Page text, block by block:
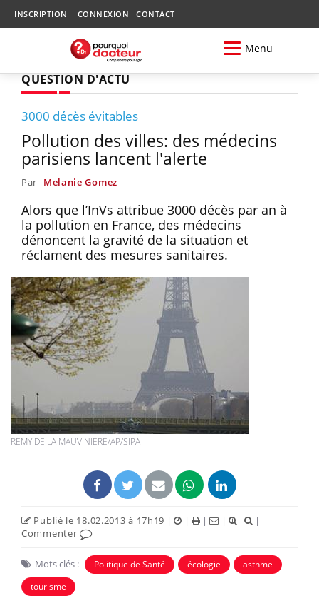
INSCRIPTION CONNEXION CONTACT
Menu
QUESTION D'ACTU
3000 décès évitables
Pollution des villes: des médecins
parisiens lancent l'alerte
Par Melanie Gomez
Alors que l’InVs attribue 3000 décès par an à
la pollution en France, des médecins
dénoncent la gravité de la situation et
réclament des mesures sanitaires.
REMY DE LA MAUVINIERE/AP/SIPA
Publié le 18.02.2013 à 17h19 | | | |
|
Commenter
Mots clés : Politique de Santé écologie
asthme
tourisme